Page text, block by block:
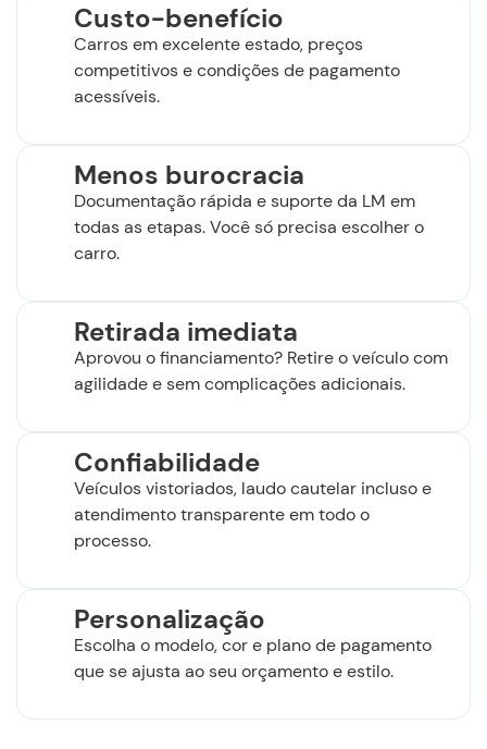
Custo-benefício
Carros em excelente estado, preços
competitivos e condições de pagamento
acessíveis.
Menos burocracia
Documentação rápida e suporte da LM em
todas as etapas. Você só precisa escolher o
carro.
Retirada imediata
Aprovou o financiamento? Retire o veículo com
agilidade e sem complicações adicionais.
Confiabilidade
Veículos vistoriados, laudo cautelar incluso e
atendimento transparente em todo o
processo.
Personalização
Escolha o modelo, cor e plano de pagamento
que se ajusta ao seu orçamento e estilo.